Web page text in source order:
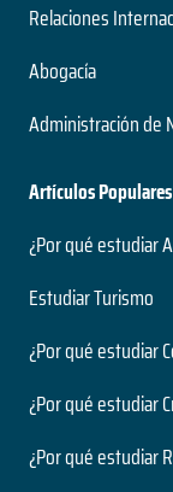
Relaciones
Abogacía
Administración de
Artículos Populares
¿Por qué estudiar
Estudiar Turismo
¿Por qué estudiar
¿Por qué estudiar
¿Por qué estudiar